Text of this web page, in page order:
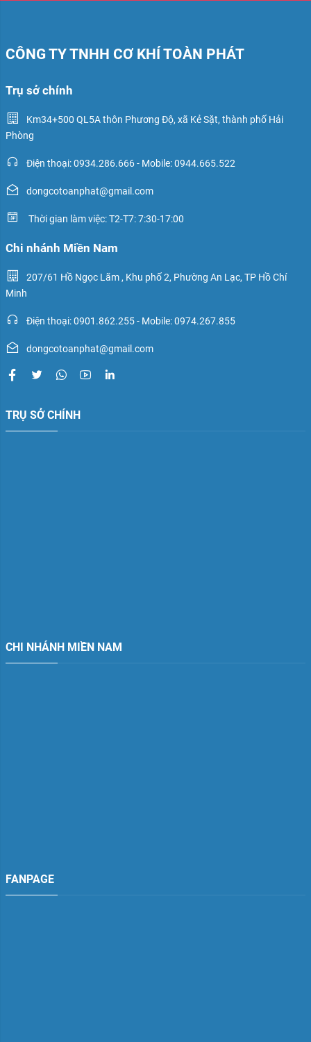
CÔNG TY TNHH CƠ KHÍ TOÀN PHÁT
Trụ sở chính
Km34+500 QL5A thôn Phương Độ, xã Kẻ Sặt, thành phố Hải
Phòng
Điện thoại: 0934.286.666 - Mobile: 0944.665.522
dongcotoanphat@gmail.com
Thời gian làm việc: T2-T7: 7:30-17:00
Chi nhánh Miền Nam
207/61 Hồ Ngọc Lãm , Khu phố 2, Phường An Lạc, TP Hồ Chí
Minh
Điện thoại: 0901.862.255 - Mobile: 0974.267.855
dongcotoanphat@gmail.com
TRỤ SỞ CHÍNH
CHI NHÁNH MIỀN NAM
FANPAGE